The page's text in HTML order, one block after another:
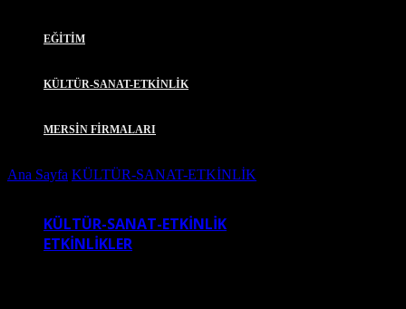
EĞİTİM
KÜLTÜR-SANAT-ETKİNLİK
MERSİN FİRMALARI
Ana Sayfa KÜLTÜR-SANAT-ETKİNLİK
KÜLTÜR-SANAT-ETKİNLİK
ETKİNLİKLER